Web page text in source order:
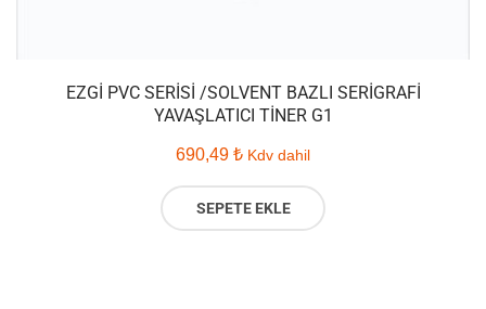
EZGI PVC SERISI /SOLVENT BAZLI SERIGRAFI
YAVAŞLATICI TINER G1
690,49 ₺ Kdv dahil
SEPETE EKLE